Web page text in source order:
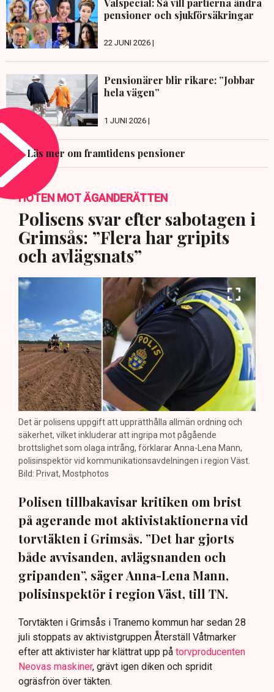
Valspecial: Så vill partierna ändra
pensioner och sjukförsäkringar
22 JUNI 2026 |
Pensionärer blir rikare: ”Jobbar
hela vägen”
1 JUNI 2026 |
Läs mer om framtidens pensioner
HOTEN MOT ÄGANDERÄTTEN
Polisens svar efter sabotagen i
Grimsås: ”Flera har gripits
och avlägsnats”
Det är polisens uppgift att upprätthålla allmän ordning och
säkerhet, vilket inkluderar att ingripa mot pågående
brottslighet som olaga intrång, förklarar Anna-Lena Mann,
polisinspektör vid kommunikationsavdelningen i region Väst.
Bild: Privat, Mostphotos
Polisen tillbakavisar kritiken om brist
på agerande mot aktivistaktionerna vid
torvtäkten i Grimsås. ”Det har gjorts
både avvisanden, avlägsnanden och
gripanden”, säger Anna-Lena Mann,
polisinspektör i region Väst, till TN.
Torvtäkten i Grimsås i Tranemo kommun har sedan 28
juli stoppats av aktivistgruppen Återställ Våtmarker
efter att aktivister har klättrat upp på torvproducenten
Neovas maskiner, grävt igen diken och spridit
ogräsfrön över täkten.